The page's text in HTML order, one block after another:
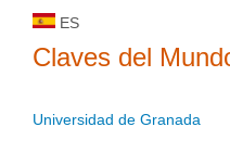
ES
Claves del
Universidad de Granada